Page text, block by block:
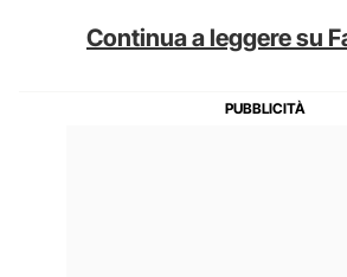
Continua a leggere su